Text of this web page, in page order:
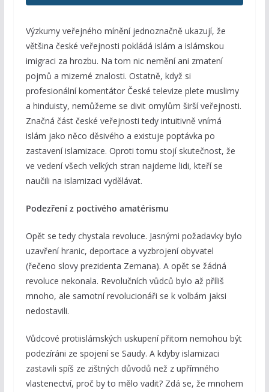
Výzkumy veřejného mínění jednoznačně ukazují, že
většina české veřejnosti pokládá islám a islámskou
imigraci za hrozbu. Na tom nic nemění ani zmatení
pojmů a mizerné znalosti. Ostatně, když si
profesionální komentátor České televize plete muslimy
a hinduisty, nemůžeme se divit omylům širší veřejnosti.
Značná část české veřejnosti tedy intuitivně vnímá
islám jako něco děsivého a existuje poptávka po
zastavení islamizace. Oproti tomu stojí skutečnost, že
ve vedení všech velkých stran najdeme lidi, kteří se
naučili na islamizaci vydělávat.
Podezření z poctivého amatérismu
Opět se tedy chystala revoluce. Jasnými požadavky bylo
uzavření hranic, deportace a vyzbrojení obyvatel
(řečeno slovy prezidenta Zemana). A opět se žádná
revoluce nekonala. Revolučních vůdců bylo až příliš
mnoho, ale samotní revolucionáři se k volbám jaksi
nedostavili.
Vůdcové protiislámských uskupení přitom nemohou být
podezíráni ze spojení se Saudy. A kdyby islamizaci
zastavili spíš ze zištných důvodů než z upřímného
vlastenectví, proč by to mělo vadit? Zdá se, že mnohem